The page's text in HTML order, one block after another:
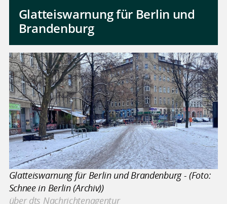
Glatteiswarnung für Berlin und
Brandenburg
Glatteiswarnung für Berlin und Brandenburg - (Foto:
Schnee in Berlin (Archiv))
über dts Nachrichtenagentur